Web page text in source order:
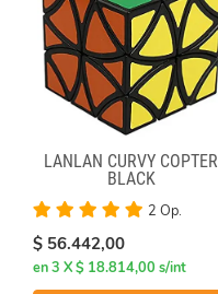
LANLAN CURVY COPTER
BLACK
2 Op.
$ 56.442,00
en 3 X $ 18.814,00 s/int